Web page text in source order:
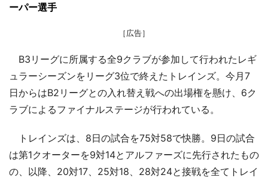
ーパー選手
［広告］
B3リーグに所属する全9クラブが参加して行われたレギ
ュラーシーズンをリーグ3位で終えたトレインズ。今月7
日からはB2リーグとの入れ替え戦への出場権を懸け、6ク
ラブによるファイナルステージが行われている。
トレインズは、8日の試合を75対58で快勝。9日の試合
は第1クオーターを9対14とアルファーズに先行されたもの
の、以降、20対17、25対18、28対24と接戦を全てトレイ